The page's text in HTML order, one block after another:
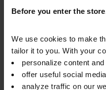
Before you enter the
We use cookies to make
tailor it to you. With your
personalize content and
offer useful social
analyze traffic on our